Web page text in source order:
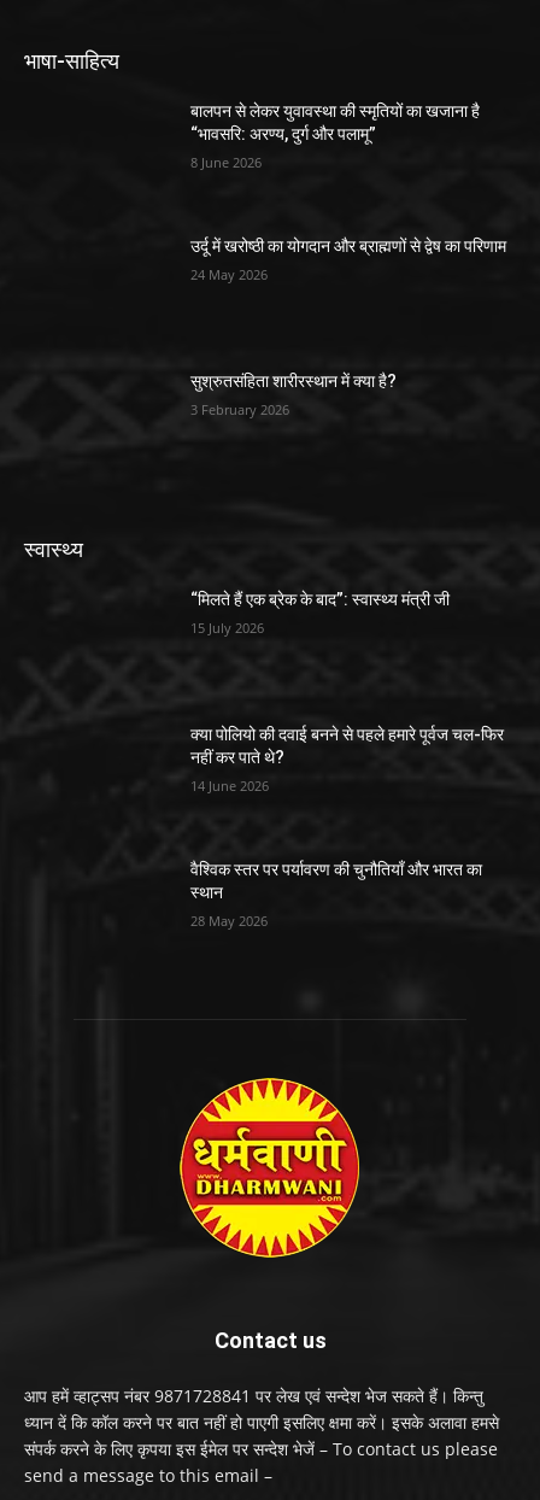
भाषा-साहित्य
बालपन से लेकर युवावस्था की स्मृतियों का खजाना है
“भावसरि: अरण्य, दुर्ग और पलामू”
8 June 2026
उर्दू में खरोष्ठी का योगदान और ब्राह्मणों से द्वेष का परिणाम
24 May 2026
सुश्रुतसंहिता शारीरस्थान में क्या है?
3 February 2026
स्वास्थ्य
“मिलते हैं एक ब्रेक के बाद”: स्वास्थ्य मंत्री जी
15 July 2026
क्या पोलियो की दवाई बनने से पहले हमारे पूर्वज चल-फिर
नहीं कर पाते थे?
14 June 2026
वैश्विक स्तर पर पर्यावरण की चुनौतियाँ और भारत का
स्थान
28 May 2026
Contact us
आप हमें व्हाट्सप नंबर 9871728841 पर लेख एवं सन्देश भेज सकते हैं। किन्तु
ध्यान दें कि कॉल करने पर बात नहीं हो पाएगी इसलिए क्षमा करें। इसके अलावा हमसे
संपर्क करने के लिए कृपया इस ईमेल पर सन्देश भेजें – To contact us please
send a message to this email –